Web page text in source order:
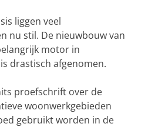
liggen veel
nu stil. De nieuwbouw van
motor in
drastisch afgenomen.
proefschrift over de
woonwerkgebieden
gebruikt worden in de